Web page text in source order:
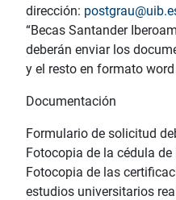
dirección:
“Becas Santander
deberán enviar los
y el resto en formato
Documentación
Formulario de solicitud
Fotocopia de la cédula
Fotocopia de las
estudios universitarios